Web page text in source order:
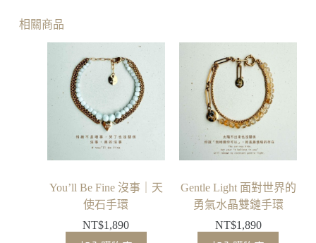
句
相關商品
You’ll Be Fine 沒事｜天
使石手環
NT$1,890
Gentle Light 面對世界的
勇氣水晶雙鏈手環
NT$1,890